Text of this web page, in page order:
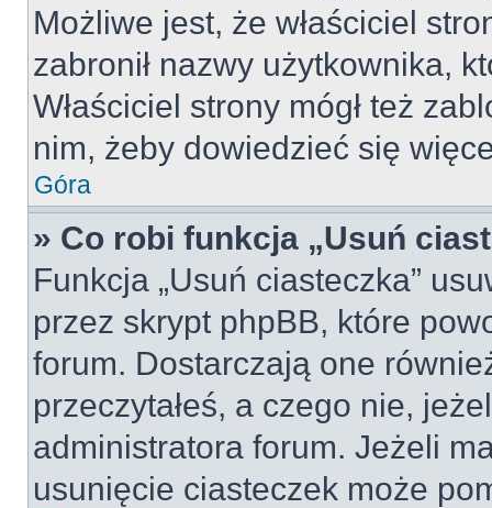
Możliwe jest, że właściciel
zabronił nazwy użytkownika,
Właściciel strony mógł też
nim, żeby dowiedzieć się
Góra
» Co robi funkcja „Usuń
Funkcja „Usuń ciasteczka”
przez skrypt phpBB, które
forum. Dostarczają one
przeczytałeś, a czego nie,
administratora forum. Jeżeli
usunięcie ciasteczek może